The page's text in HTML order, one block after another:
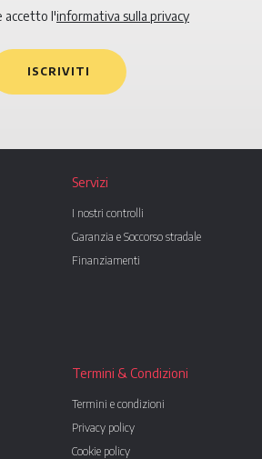
accetto l'informativa sulla privacy
ISCRIVITI
Servizi
I nostri controlli
Garanzia e Soccorso stradale
Finanziamenti
Termini & Condizioni
Termini e condizioni
Privacy policy
Cookie policy